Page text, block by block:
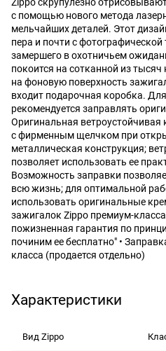
с помощью нового метода
мельчайших деталей. Этот
пера и почти с
замершего в охотничьем
покоится на сотканной из
на фоновую поверхность
входит подарочная коробка.
рекомендуется заправлять
Оригинальная ветроустойчивая
с фирменным щелчком при
металлическая конструкция;
позволяет использовать ее
Возможность заправки
всю жизнь; для оптимальной
использовать оригинальные
зажигалок Zippo премиум-
пожизненная гарантия по
починим ее бесплатно" •
класса (продается отдельно)
Характеристики
Вид Zippo